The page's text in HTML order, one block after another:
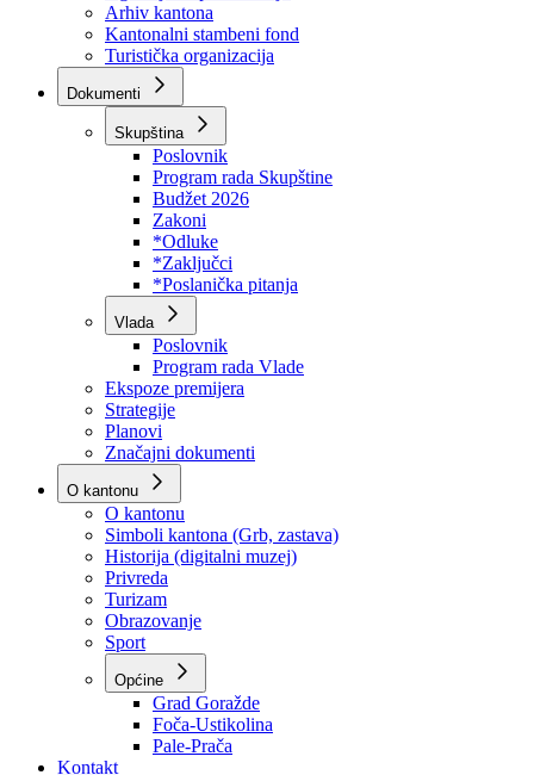
BPK šume
RTV BPK
Agencija za privatizaciju
Arhiv kantona
Kantonalni stambeni fond
Turistička organizacija
Dokumenti
Skupština
Poslovnik
Program rada Skupštine
Budžet 2026
Zakoni
*Odluke
*Zaključci
*Poslanička pitanja
Vlada
Poslovnik
Program rada Vlade
Ekspoze premijera
Strategije
Planovi
Značajni dokumenti
O kantonu
O kantonu
Simboli kantona (Grb, zastava)
Historija (digitalni muzej)
Privreda
Turizam
Obrazovanje
Sport
Općine